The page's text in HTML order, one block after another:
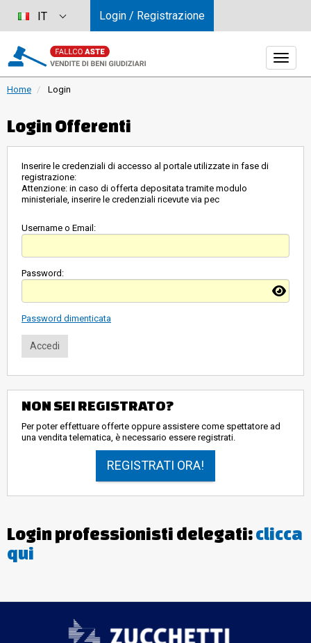
Home Login
Login Offerenti
Inserire le credenziali di accesso al portale utilizzate in fase di
registrazione:
Attenzione: in caso di offerta depositata tramite modulo
ministeriale, inserire le credenziali ricevute via pec
Username o Email:
Password:
Password dimenticata
NON SEI REGISTRATO?
Per poter effettuare offerte oppure assistere come spettatore ad
una vendita telematica, è necessario essere registrati.
REGISTRATI ORA!
Login professionisti delegati:clicca
qui
IT Login / Registrazione